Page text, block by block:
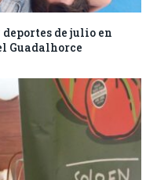
de julio en
Guadalhorce